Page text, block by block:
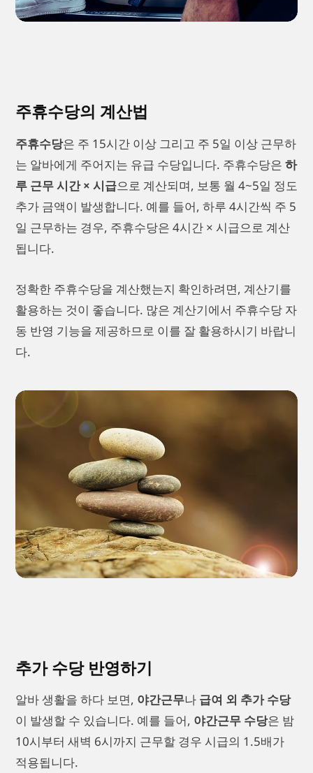
주휴수당의 계산법
주휴수당은 주 15시간 이상 그리고 주 5일 이상 근무하
는 알바에게 주어지는 유급 수당입니다. 주휴수당은 하
루 근무 시간 × 시급으로 계산되며, 보통 월 4~5일 정도
추가 금액이 발생합니다. 예를 들어, 하루 4시간씩 주 5
일 근무하는 경우, 주휴수당은 4시간 × 시급으로 계산
됩니다.
정확한 주휴수당을 계산했는지 확인하려면, 계산기를
활용하는 것이 좋습니다. 많은 계산기에서 주휴수당 자
동 반영 기능을 제공하므로 이를 잘 활용하시기 바랍니
다.
추가 수당 반영하기
알바 생활을 하다 보면, 야간근무나 급여 외 추가 수당
이 발생할 수 있습니다. 예를 들어, 야간근무 수당은 밤
10시부터 새벽 6시까지 근무할 경우 시급의 1.5배가
적용됩니다.